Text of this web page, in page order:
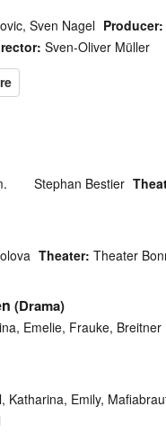
Sven Nagel Producer:
Sven-Oliver Müller
Stephan Bestier
Theater: Theater
(Drama)
Emelie, Frauke, Breitner
Emily,